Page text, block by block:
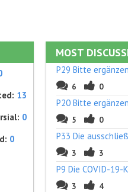
13
0
0
MOST
P29 Bitte
6 0
P20 Bitte
5 0
P33 Die
3 3
P9 Die COVID-
3 4